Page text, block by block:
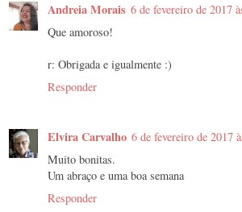
Andreia Morais 6 de fevereiro de 2017
Que amoroso!
r: Obrigada e igualmente :)
Responder
Elvira Carvalho 6 de fevereiro de 2017
Muito bonitas.
Um abraço e uma boa semana
Responder